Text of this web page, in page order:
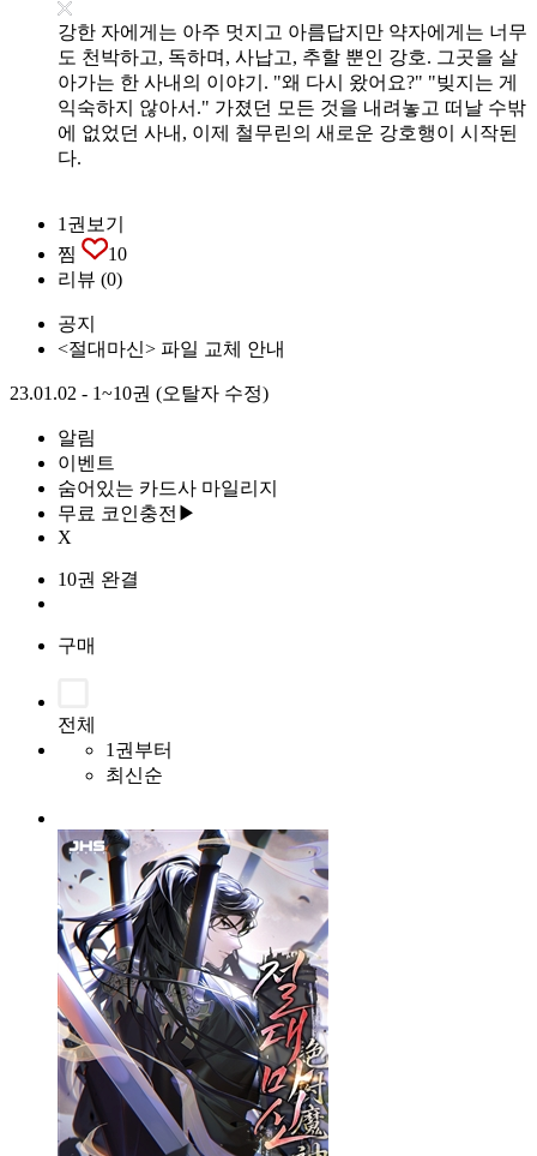
강한 자에게는 아주 멋지고 아름답지만 약자에게는 너무
도 천박하고, 독하며, 사납고, 추할 뿐인 강호. 그곳을 살
아가는 한 사내의 이야기. "왜 다시 왔어요?" "빚지는 게
익숙하지 않아서." 가졌던 모든 것을 내려놓고 떠날 수밖
에 없었던 사내, 이제 철무린의 새로운 강호행이 시작된
다.
1권보기
찜
10
리뷰 (0)
공지
<절대마신> 파일 교체 안내
23.01.02 - 1~10권 (오탈자 수정)
알림
이벤트
숨어있는 카드사 마일리지
무료 코인충전▶
X
10권 완결
구매
전체
1권부터
최신순